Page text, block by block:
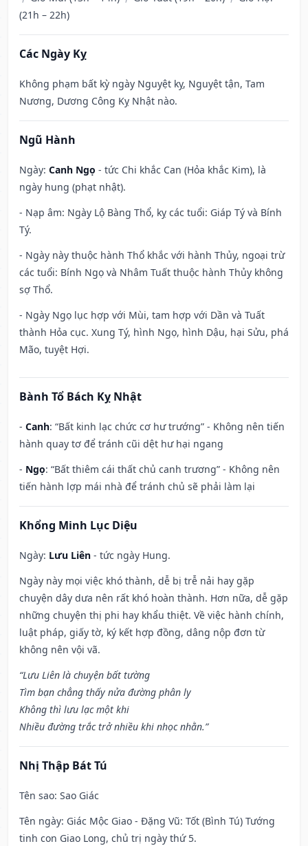
(21h – 22h)
Các Ngày Kỵ
Không phạm bất kỳ ngày Nguyệt kỵ, Nguyệt tận, Tam
Nương, Dương Công Kỵ Nhật nào.
Ngũ Hành
Ngày: Canh Ngọ - tức Chi khắc Can (Hỏa khắc Kim), là
ngày hung (phạt nhật).
- Nạp âm: Ngày Lộ Bàng Thổ, kỵ các tuổi: Giáp Tý và Bính
Tý.
- Ngày này thuộc hành Thổ khắc với hành Thủy, ngoại trừ
các tuổi: Bính Ngọ và Nhâm Tuất thuộc hành Thủy không
sợ Thổ.
- Ngày Ngọ lục hợp với Mùi, tam hợp với Dần và Tuất
thành Hỏa cục. Xung Tý, hình Ngọ, hình Dậu, hại Sửu, phá
Mão, tuyệt Hợi.
Bành Tổ Bách Kỵ Nhật
- Canh: “Bất kinh lạc chức cơ hư trướng” - Không nên tiến
hành quay tơ để tránh cũi dệt hư hại ngang
- Ngọ: “Bất thiêm cái thất chủ canh trương” - Không nên
tiến hành lợp mái nhà để tránh chủ sẽ phải làm lại
Khổng Minh Lục Diệu
Ngày: Lưu Liên - tức ngày Hung.
Ngày này mọi việc khó thành, dễ bị trễ nải hay gặp
chuyện dây dưa nên rất khó hoàn thành. Hơn nữa, dễ gặp
những chuyện thị phi hay khẩu thiệt. Về việc hành chính,
luật pháp, giấy tờ, ký kết hợp đồng, dâng nộp đơn từ
không nên vội vã.
“Lưu Liên là chuyện bất tường
Tìm bạn chẳng thấy nửa đường phân ly
Không thì lưu lạc một khi
Nhiều đường trắc trở nhiều khi nhọc nhằn.”
Nhị Thập Bát Tú
Tên sao: Sao Giác
Tên ngày: Giác Mộc Giao - Đặng Vũ: Tốt (Bình Tú) Tướng
tinh con Giao Long, chủ trị ngày thứ 5.